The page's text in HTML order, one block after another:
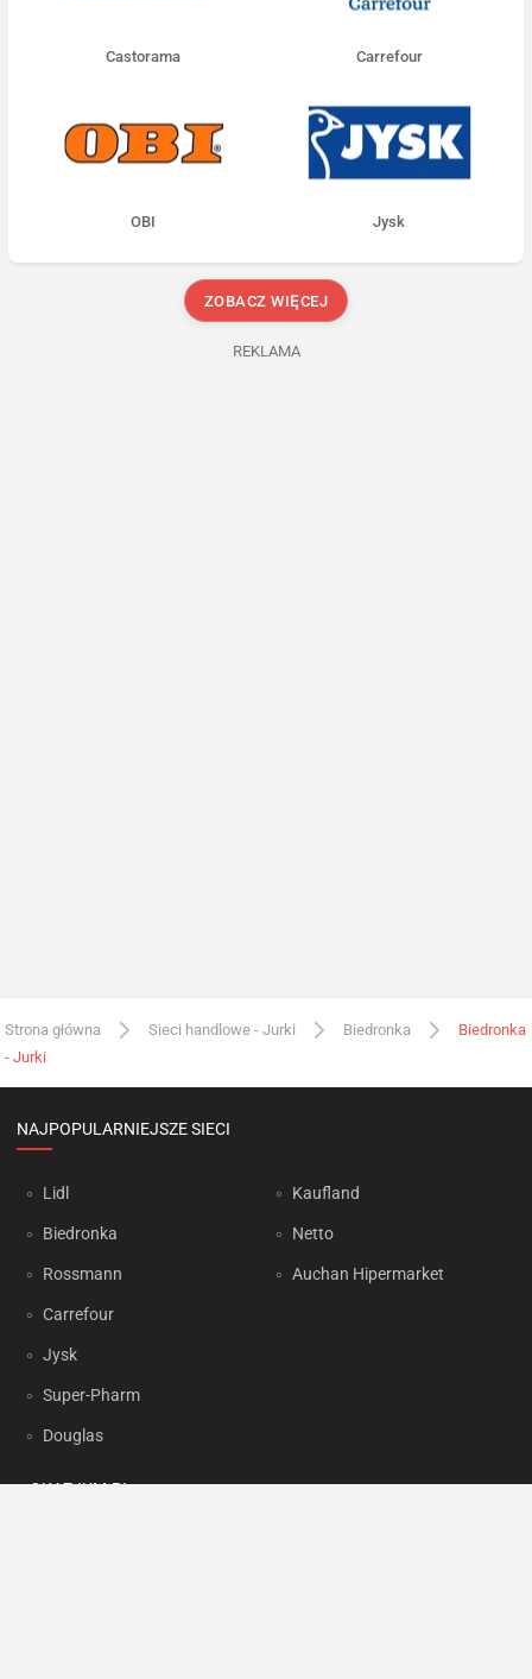
Castorama Carrefour
OBI Jysk
ZOBACZ WIĘCEJ
REKLAMA
Strona główna Sieci handlowe - Jurki Biedronka
Biedronka
- Jurki
NAJPOPULARNIEJSZE SIECI
Lidl
Biedronka
Rossmann
Carrefour
Jysk
Super-Pharm
Douglas
Kaufland
Netto
Auchan Hipermarket
OKAZJUM.PL